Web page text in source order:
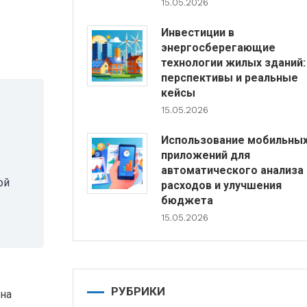
15.05.2026
Инвестиции в
энергосберегающие
технологии жилых зданий:
перспективы и реальные
кейсы
15.05.2026
Использование
приложений для
автоматического анализа
расходов и улучшения
бюджета
15.05.2026
РУБРИКИ